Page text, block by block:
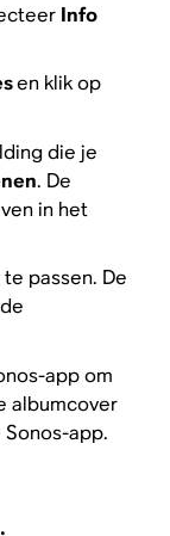
Info
en klik op
die je
. De
in het
passen. De
app om
albumcover
app.